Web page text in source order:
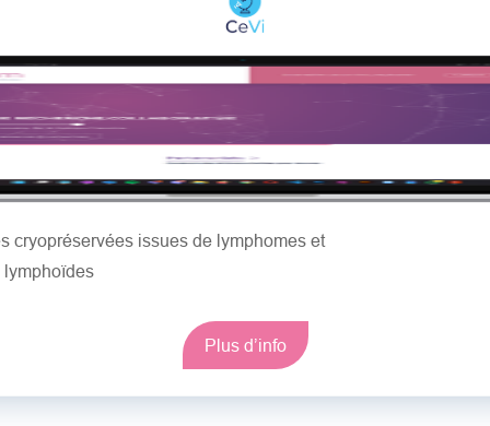
cryopréservées issues de lymphomes et
lymphoïdes
Plus d’info